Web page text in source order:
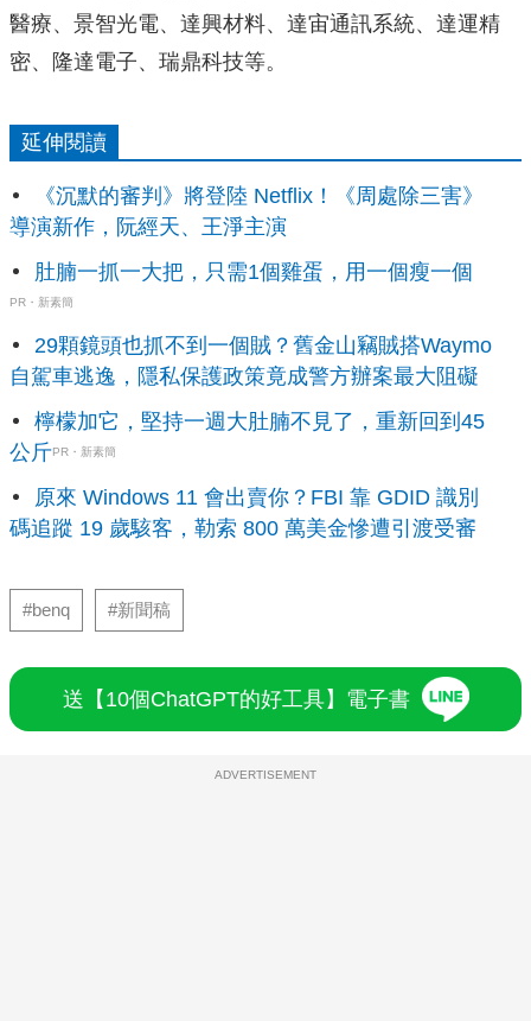
醫療、景智光電、達興材料、達宙通訊系統、達運精
密、隆達電子、瑞鼎科技等。
延伸閱讀
《沉默的審判》將登陸 Netflix！《周處除三害》
導演新作，阮經天、王淨主演
肚腩一抓一大把，只需1個雞蛋，用一個瘦一個
PR・新素簡
29顆鏡頭也抓不到一個賊？舊金山竊賊搭Waymo
自駕車逃逸，隱私保護政策竟成警方辦案最大阻礙
檸檬加它，堅持一週大肚腩不見了，重新回到45
公斤PR・新素簡
原來 Windows 11 會出賣你？FBI 靠 GDID 識別
碼追蹤 19 歲駭客，勒索 800 萬美金慘遭引渡受審
#benq #新聞稿
送【10個ChatGPT的好工具】電子書
ADVERTISEMENT